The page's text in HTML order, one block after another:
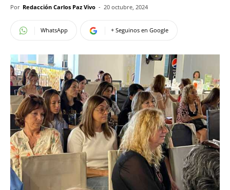
Por Redacción Carlos Paz Vivo - 20 octubre, 2024
WhatsApp + Seguinos en Google